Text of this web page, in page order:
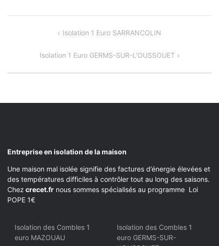
NAVIGATION
L’ARTICLE
Isolation 1 Euro SARRANCOLIN
Isolation 1 Euro GERMS-SUR-L’OUSSOUET
Entreprise en isolation de la maison
Une maison mal isolée signifie des factures d’énergie élevées et
des températures difficiles à contrôler tout au long des saisons.
Chez crecet.fr nous sommes spécialisés au programme Loi
POPE 1€
Isolation des Combles 1
euro MAZOUAU
Isolation des Combles 1
euro GERMS-SUR-